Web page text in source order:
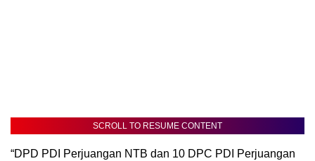
SCROLL TO RESUME CONTENT
“DPD PDI Perjuangan NTB dan 10 DPC PDI Perjuangan